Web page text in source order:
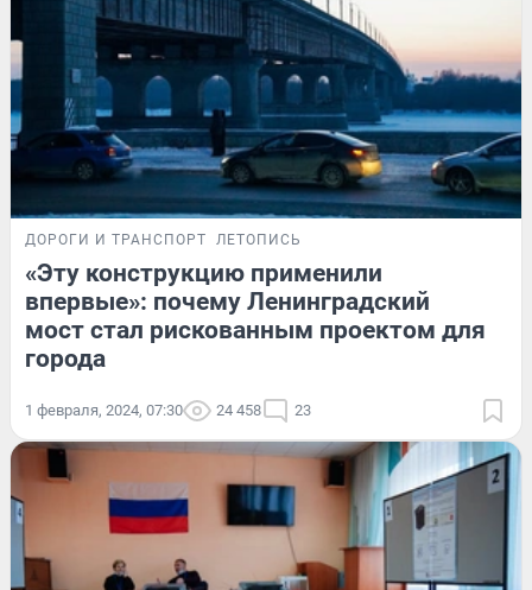
ДОРОГИ И ТРАНСПОРТ ЛЕТОПИСЬ
«Эту конструкцию применили
впервые»: почему Ленинградский
мост стал рискованным проектом для
города
1 февраля, 2024, 07:30 24 458 23